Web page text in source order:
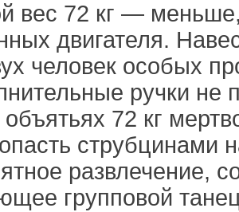
вес 72 кг —
двигателя.
человек особых
ручки
72 кг
струбцинами
развлечение,
групповой